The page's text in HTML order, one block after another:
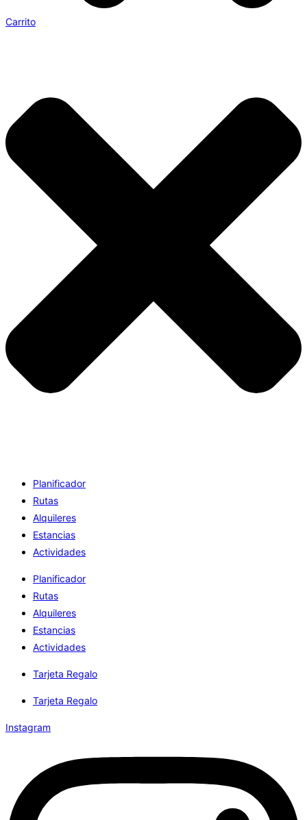
Carrito
Planificador
Rutas
Alquileres
Estancias
Actividades
Planificador
Rutas
Alquileres
Estancias
Actividades
Tarjeta Regalo
Tarjeta Regalo
Instagram